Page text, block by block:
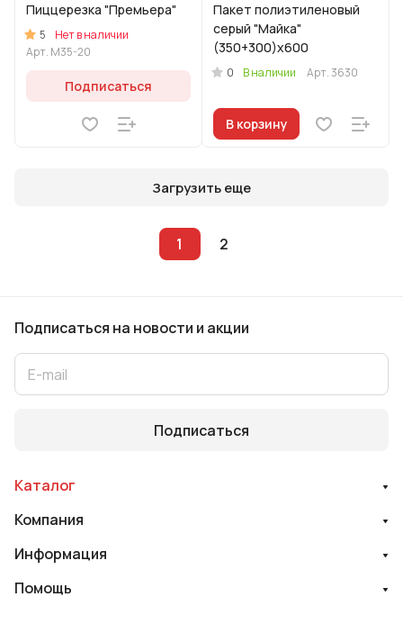
Пиццерезка "Премьера"
5
Нет в наличии
Арт. M35-20
Подписаться
Пакет полиэтиленовый
серый "Майка"
(350+300)х600
0 В наличии Арт.3630
В корзину
Загрузить еще
1 2
Подписаться на новости и акции
Подписаться
Каталог
Компания
Информация
Помощь